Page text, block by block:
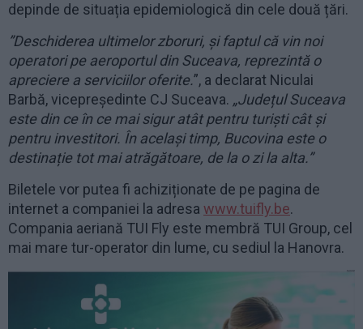
depinde de situația epidemiologică din cele două țări.
”Deschiderea ultimelor zboruri, și faptul că vin noi
operatori pe aeroportul din Suceava, reprezintă o
apreciere a serviciilor oferite.”, a declarat Niculai
Barbă, vicepreședinte CJ Suceava. „Județul Suceava
este din ce în ce mai sigur atât pentru turiști cât și
pentru investitori. În același timp, Bucovina este o
destinație tot mai atrăgătoare, de la o zi la alta.”
Biletele vor putea fi achiziționate de pe pagina de
internet a companiei la adresa www.tuifly.be.
Compania aeriană TUI Fly este membră TUI Group, cel
mai mare tur-operator din lume, cu sediul la Hanovra.